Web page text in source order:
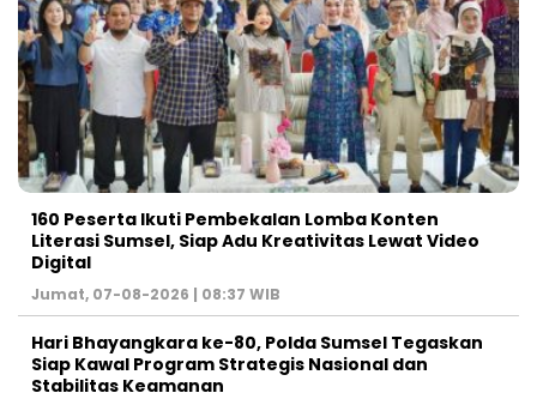
160 Peserta Ikuti Pembekalan Lomba Konten
Literasi Sumsel, Siap Adu Kreativitas Lewat Video
Digital ‎
Jumat, 07-08-2026 | 08:37 WIB
Hari Bhayangkara ke-80, Polda Sumsel Tegaskan
Siap Kawal Program Strategis Nasional dan
Stabilitas Keamanan ‎